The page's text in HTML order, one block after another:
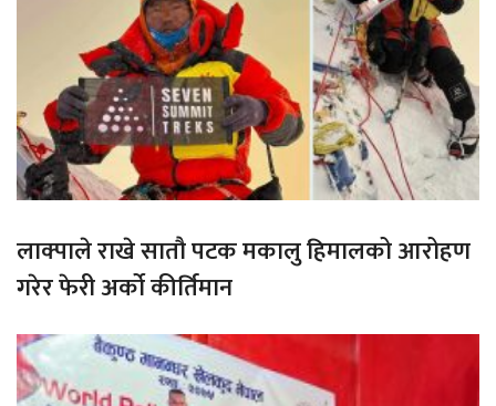
लाक्पाले राखे सातौ पटक मकालु हिमालको आरोहण
गरेर फेरी अर्को कीर्तिमान